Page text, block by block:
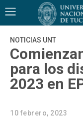
NOTICIAS UNT
para los
2023 en
10 febrero, 2023